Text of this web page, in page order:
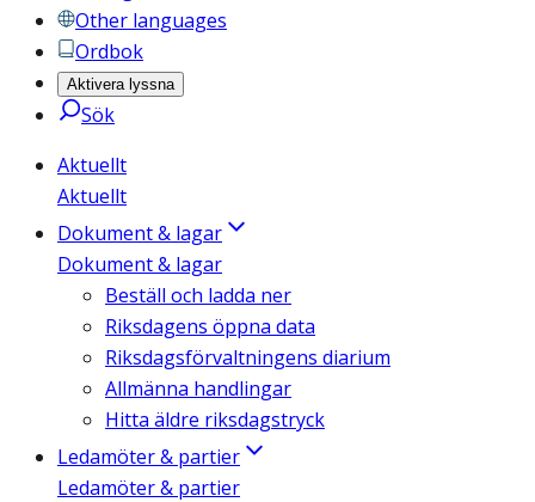
Other languages
Ordbok
Aktivera lyssna
Sök
Aktuellt
Aktuellt
Dokument & lagar
Dokument & lagar
Beställ och ladda ner
Riksdagens öppna data
Riksdagsförvaltningens diarium
Allmänna handlingar
Hitta äldre riksdagstryck
Ledamöter & partier
Ledamöter & partier